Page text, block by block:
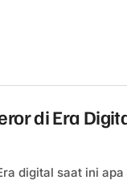
di Era
digital saat ini